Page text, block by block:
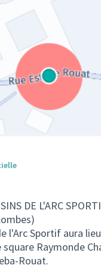
DE L'ARC
l'Arc Sportif aura
square Raymonde
Rouat.